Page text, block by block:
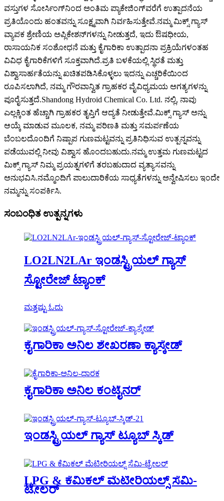
ವಸ್ತುಗಳ ಸೋರ್ಸಿಂಗ್‌ನಿಂದ ಅಂತಿಮ ಪ್ಯಾಕೇಜಿಂಗ್‌ವರೆಗೆ ಉತ್ಪಾದನೆಯ
ಪ್ರತಿಯೊಂದು ಹಂತವನ್ನು ಸೂಕ್ಷ್ಮವಾಗಿ ನಿರ್ವಹಿಸುತ್ತೇವೆ.ನಮ್ಮ ಮಿಕ್ಸ್ ಗ್ಯಾಸ್
ವ್ಯಾಪಕ ಶ್ರೇಣಿಯ ಅಪ್ಲಿಕೇಶನ್‌ಗಳನ್ನು ನೀಡುತ್ತದೆ, ಇದು ಔಷಧೀಯ,
ರಾಸಾಯನಿಕ ಸಂಶೋಧನೆ ಮತ್ತು ಕೈಗಾರಿಕಾ ಉತ್ಪಾದನಾ ಪ್ರಕ್ರಿಯೆಗಳಂತಹ
ವಿವಿಧ ಕೈಗಾರಿಕೆಗಳಿಗೆ ಸೂಕ್ತವಾಗಿದೆ.ಪ್ರತಿ ಬಳಕೆಯಲ್ಲಿ ಸ್ಥಿರತೆ ಮತ್ತು
ವಿಶ್ವಾಸಾರ್ಹತೆಯನ್ನು ಖಚಿತಪಡಿಸಿಕೊಳ್ಳಲು ಇದನ್ನು ಎಚ್ಚರಿಕೆಯಿಂದ
ರೂಪಿಸಲಾಗಿದೆ, ನಮ್ಮ ಗೌರವಾನ್ವಿತ ಗ್ರಾಹಕರ ವೈವಿಧ್ಯಮಯ ಅಗತ್ಯಗಳನ್ನು
ಪೂರೈಸುತ್ತದೆ.Shandong Hydroid Chemical Co. Ltd. ನಲ್ಲಿ, ನಾವು
ಎಲ್ಲಕ್ಕಿಂತ ಹೆಚ್ಚಾಗಿ ಗ್ರಾಹಕರ ತೃಪ್ತಿಗೆ ಆದ್ಯತೆ ನೀಡುತ್ತೇವೆ.ಮಿಕ್ಸ್ ಗ್ಯಾಸ್ ಅನ್ನು
ಆಯ್ಕೆ ಮಾಡುವ ಮೂಲಕ, ನಮ್ಮ ಪರಿಣತಿ ಮತ್ತು ಸಮರ್ಪಣೆಯ
ಬೆಂಬಲದೊಂದಿಗೆ ನಿಷ್ಪಾಪ ಗುಣಮಟ್ಟವನ್ನು ಪ್ರತಿನಿಧಿಸುವ ಉತ್ಪನ್ನವನ್ನು
ಪಡೆಯುವಲ್ಲಿ ನೀವು ವಿಶ್ವಾಸ ಹೊಂದಬಹುದು.ನಮ್ಮ ಉತ್ತಮ ಗುಣಮಟ್ಟದ
ಮಿಕ್ಸ್ ಗ್ಯಾಸ್ ನಿಮ್ಮ ಪ್ರಯತ್ನಗಳಿಗೆ ತರಬಹುದಾದ ವ್ಯತ್ಯಾಸವನ್ನು
ಅನುಭವಿಸಿ.ನಮ್ಮೊಂದಿಗೆ ಪಾಲುದಾರಿಕೆಯ ಸಾಧ್ಯತೆಗಳನ್ನು ಅನ್ವೇಷಿಸಲು ಇಂದೇ
ನಮ್ಮನ್ನು ಸಂಪರ್ಕಿಸಿ.
ಸಂಬಂಧಿತ ಉತ್ಪನ್ನಗಳು
LO2LN2LAr ಇಂಡಸ್ಟ್ರಿಯಲ್ ಗ್ಯಾಸ್
ಸ್ಟೋರೇಜ್ ಟ್ಯಾಂಕ್
ಮತ್ತಷ್ಟು ಓದು
ಕೈಗಾರಿಕಾ ಅನಿಲ ಶೇಖರಣಾ ಕ್ಯಾಸ್ಕೇಡ್
ಕೈಗಾರಿಕಾ ಅನಿಲ ಕಂಟೈನರ್
ಇಂಡಸ್ಟ್ರಿಯಲ್ ಗ್ಯಾಸ್ ಟ್ಯೂಬ್ ಸ್ಕಿಡ್
LPG & ಕೆಮಿಕಲ್ ಮೆಟೀರಿಯಲ್ಸ್ ಸೆಮಿ-
ಟ್ರೇಲರ್